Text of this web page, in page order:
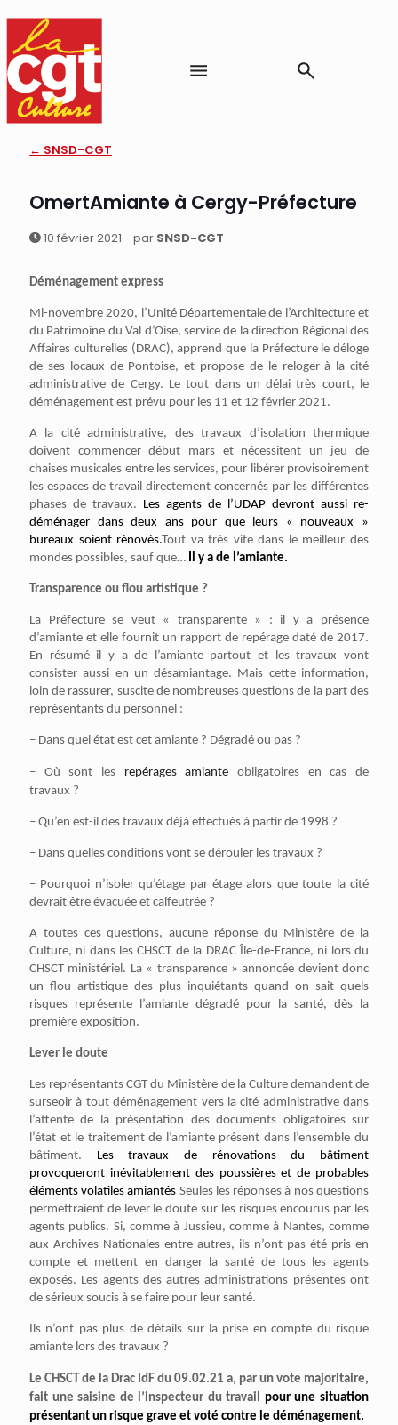
← SNSD-CGT
OmertAmiante à Cergy-Préfecture
10 février 2021 - par SNSD-CGT
Déménagement express
Mi-novembre 2020, l’Unité Départementale de l’Architecture et
du Patrimoine du Val d’Oise, service de la direction Régional des
Affaires culturelles (DRAC), apprend que la Préfecture le déloge
de ses locaux de Pontoise, et propose de le reloger à la cité
administrative de Cergy. Le tout dans un délai très court, le
déménagement est prévu pour les 11 et 12 février 2021.
A la cité administrative, des travaux d’isolation thermique
doivent commencer début mars et nécessitent un jeu de
chaises musicales entre les services, pour libérer provisoirement
les espaces de travail directement concernés par les différentes
phases de travaux. Les agents de l’UDAP devront aussi re-
déménager dans deux ans pour que leurs « nouveaux »
bureaux soient rénovés.Tout va très vite dans le meilleur des
mondes possibles, sauf que… Il y a de l’amiante.
Transparence ou flou artistique ?
La Préfecture se veut « transparente » : il y a présence
d’amiante et elle fournit un rapport de repérage daté de 2017.
En résumé il y a de l’amiante partout et les travaux vont
consister aussi en un désamiantage. Mais cette information,
loin de rassurer, suscite de nombreuses questions de la part des
représentants du personnel :
– Dans quel état est cet amiante ? Dégradé ou pas ?
– Où sont les repérages amiante obligatoires en cas de
travaux ?
– Qu’en est-il des travaux déjà effectués à partir de 1998 ?
– Dans quelles conditions vont se dérouler les travaux ?
– Pourquoi n’isoler qu’étage par étage alors que toute la cité
devrait être évacuée et calfeutrée ?
A toutes ces questions, aucune réponse du Ministère de la
Culture, ni dans les CHSCT de la DRAC Île-de-France, ni lors du
CHSCT ministériel. La « transparence » annoncée devient donc
un flou artistique des plus inquiétants quand on sait quels
risques représente l’amiante dégradé pour la santé, dès la
première exposition.
Lever le doute
Les représentants CGT du Ministère de la Culture demandent de
surseoir à tout déménagement vers la cité administrative dans
l’attente de la présentation des documents obligatoires sur
l’état et le traitement de l’amiante présent dans l’ensemble du
bâtiment. Les travaux de rénovations du bâtiment
provoqueront inévitablement des poussières etde probables
élémentsvolatilesamiantés Seules les réponses à nos questions
permettraient de lever le doute sur les risques encourus par les
agents publics. Si, comme à Jussieu, comme à Nantes, comme
aux Archives Nationales entre autres, ils n’ont pas été pris en
compte et mettent en danger la santé de tous les agents
exposés. Les agents des autres administrations présentes ont
de sérieux soucis à se faire pour leur santé.
Ils n’ont pas plus de détails sur la prise en compte du risque
amiante lors des travaux ?
Le CHSCT de la Drac IdF du 09.02.21 a, par un vote majoritaire,
fait une saisine de l’inspecteur du travail pour une situation
présentant un risque grave et voté contre le déménagement.